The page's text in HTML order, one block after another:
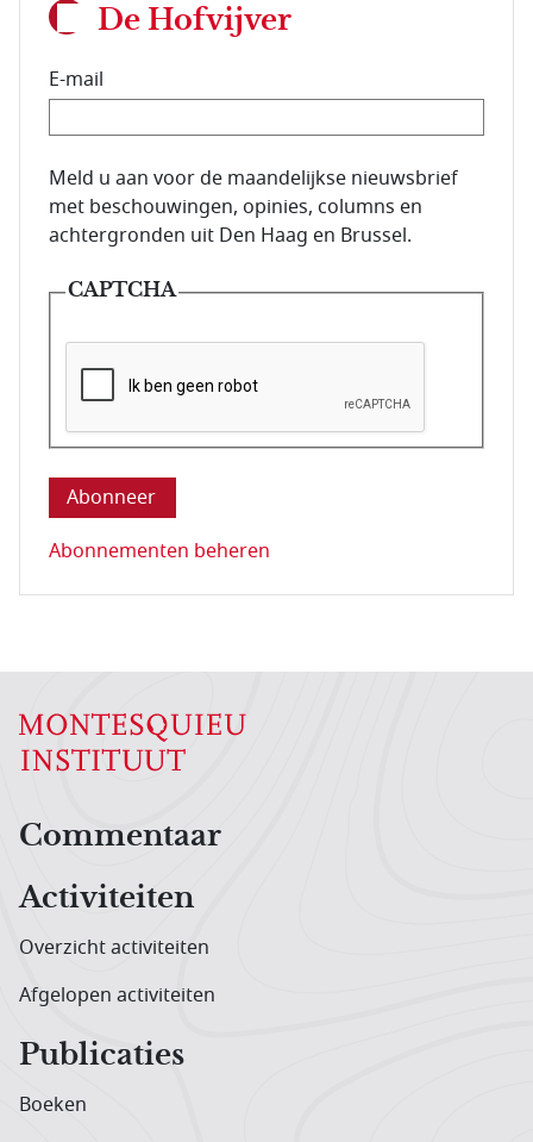
De Hofvijver
E-mail
E-mailadres van de abonnee.
Meld u aan voor de maandelijkse nieuwsbrief
met beschouwingen, opinies, columns en
achtergronden uit Den Haag en Brussel.
CAPTCHA
Deze vraag is om te controleren dat u een mens
Abonnementen beheren
Hoofdnavigatiemenu
Commentaar
Activiteiten
Overzicht activiteiten
Afgelopen activiteiten
Publicaties
Boeken